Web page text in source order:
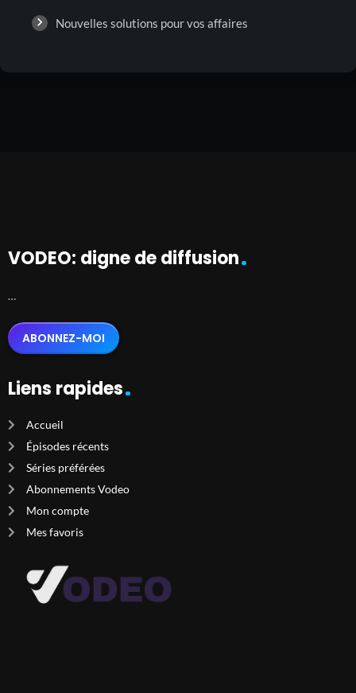
Nouvelles solutions pour vos affaires
VODEO: digne de diffusion
…
ABONNEZ-MOI
Liens rapides
Accueil
Épisodes récents
Séries préférées
Abonnements Vodeo
Mon compte
Mes favoris